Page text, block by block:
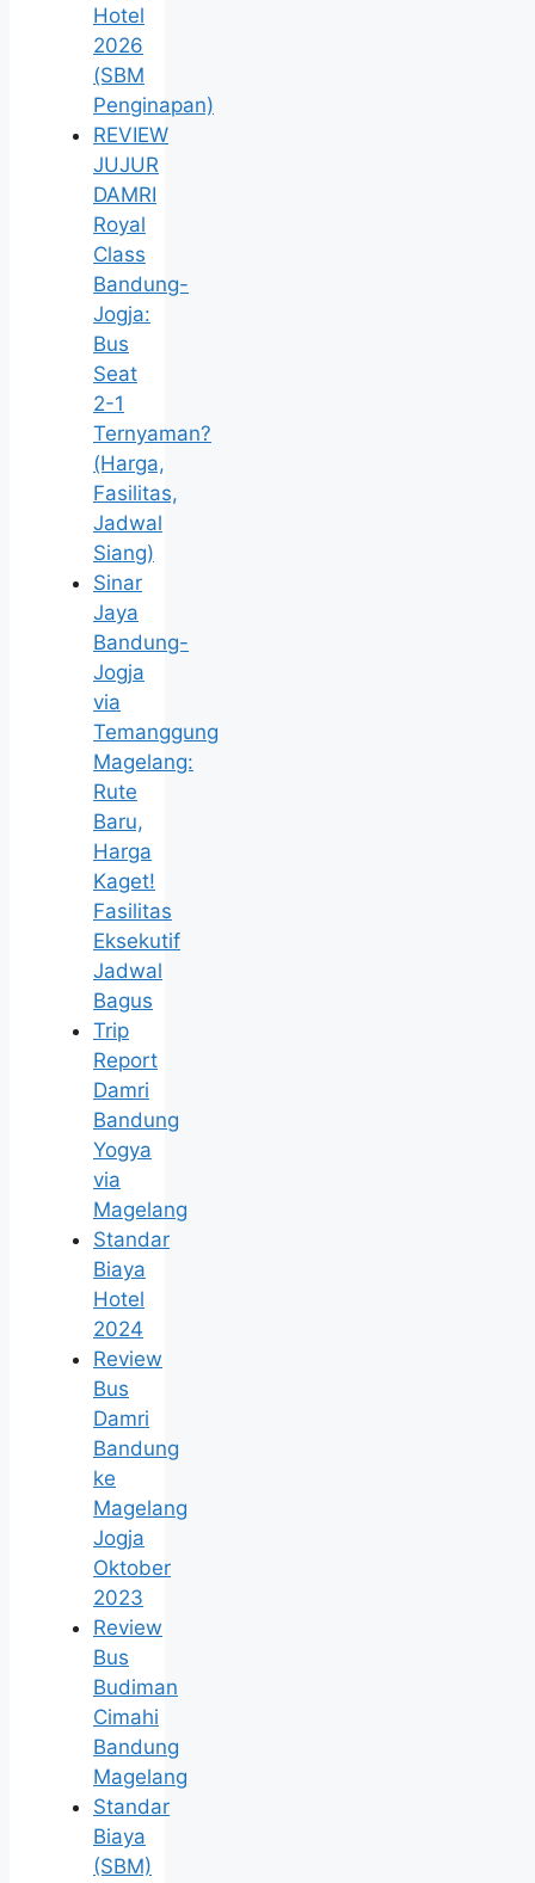
Hotel
2026
(SBM
Penginapan)
REVIEW
JUJUR
DAMRI
Royal
Class
Bandung-
Jogja:
Bus
Seat
2-1
Ternyaman?
(Harga,
Fasilitas,
Jadwal
Siang)
Sinar
Jaya
Bandung-
Jogja
via
Temanggung
Magelang:
Rute
Baru,
Harga
Kaget!
Fasilitas
Eksekutif
Jadwal
Bagus
Trip
Report
Damri
Bandung
Yogya
via
Magelang
Standar
Biaya
Hotel
2024
Review
Bus
Damri
Bandung
ke
Magelang
Jogja
Oktober
2023
Review
Bus
Budiman
Cimahi
Bandung
Magelang
Standar
Biaya
(SBM)